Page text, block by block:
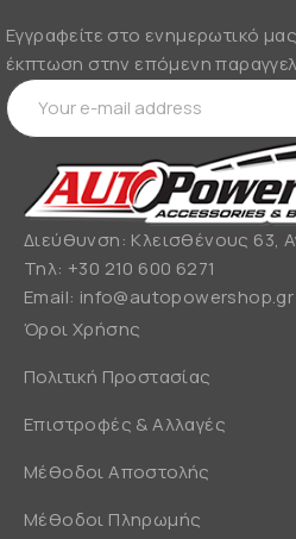
Εγγραφείτε στο ενημερωτικό
έκπτωση στην επόμενη
Διεύθυνση: Κλεισθένους 63,
Τηλ: +30 210 600 6271
Email: info@autopowershop.gr
Όροι Χρήσης
Πολιτική Προστασίας
Επιστροφές & Αλλαγές
Μέθοδοι Αποστολής
Μέθοδοι Πληρωμής